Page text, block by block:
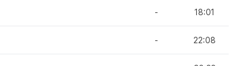
- 18:01
- 22:08